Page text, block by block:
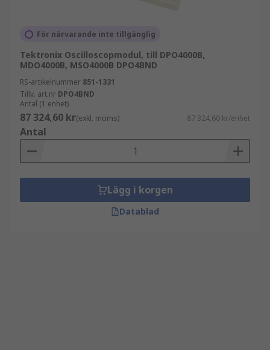
För närvarande inte tillgänglig
Tektronix Oscilloscopmodul, till DPO4000B,
MDO4000B, MSO4000B DPO4BND
RS-artikelnummer 851-1331
Tillv. art.nr DPO4BND
Antal (1 enhet)
87 324,60 kr(exkl. moms) 87 324,60 kr/enhet
Antal
Lägg i korgen
Datablad